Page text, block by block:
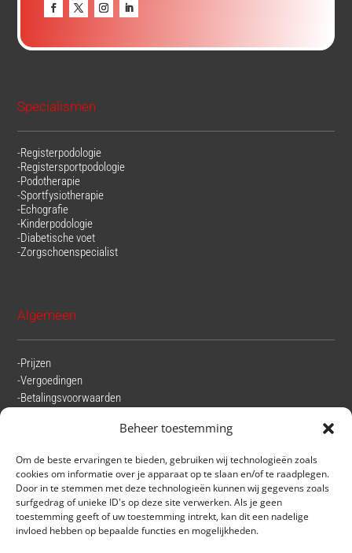
Beheer toestemming
Om de beste ervaringen te bieden, gebruiken wij technologieën zoals
cookies om informatie over je apparaat op te slaan en/of te raadplegen.
Door in te stemmen met deze technologieën kunnen wij gegevens zoals
surfgedrag of unieke ID's op deze site verwerken. Als je geen
toestemming geeft of uw toestemming intrekt, kan dit een nadelige
invloed hebben op bepaalde functies en mogelijkheden.
Specialismen
-Registerpodologie
-Registersportpodologie
-Podotherapie
-Sportfysiotherapie
-Echografie
-Kinderpodologie
-Diabetische voet
-Zorgschoenspecialist
Algemeen
-Prijzen
-Vergoedingen
-Betalingsvoorwaarden
Contact